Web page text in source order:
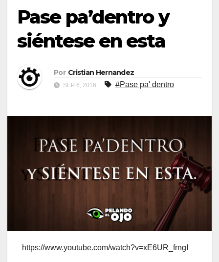
Pase pa’dentro y
siéntese en esta
Por Cristian Hernandez
SEP 6, 2016 #Pase pa' dentro
https://www.youtube.com/watch?v=xE6UR_frngI